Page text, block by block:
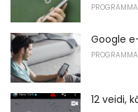
Google
12 veidi,